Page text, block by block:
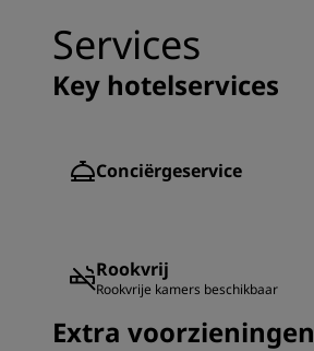
Services
Key hotelservices
Conciërgeservice
Rookvrij
Rookvrije kamers beschikbaar
Extra voorzieningen